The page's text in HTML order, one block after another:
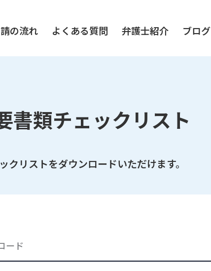
の流れ よくある質問 弁護士紹介 ブログ
書類チェックリスト
クリストをダウンロードいただけます。
ード